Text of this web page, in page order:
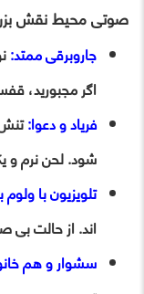
صوتی محیط نقش
جاروبرقی ممتد:
اگر مجبورید،
فریاد و دعوا:
شود. لحن نرم و
تلویزیون با ولوم
اند. از حالت بی
سشوار و هم